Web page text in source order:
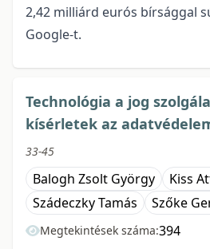
2,42 milliárd eurós bírsággal
Google-t.
Technológia a jog
kísérletek az
33-45
Balogh Zsolt György Kiss
Szádeczky Tamás
Szőke
Megtekintések száma:394